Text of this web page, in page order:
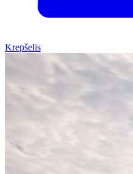
Krepšelis